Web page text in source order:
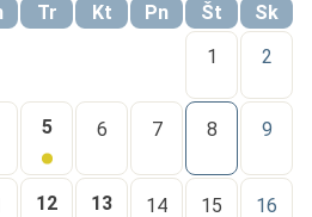
Tr Kt Pn Št
Sk
1
2
5 6 7 8 9
12 13 14 15 16